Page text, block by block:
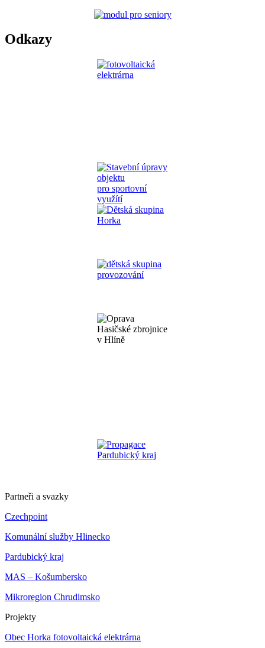
Odkazy
Partneři a svazky
Czechpoint
Komunální služby Hlinecko
Pardubický kraj
MAS – Košumbersko
Mikroregion Chrudimsko
Projekty
Obec Horka fotovoltaická elektrárna